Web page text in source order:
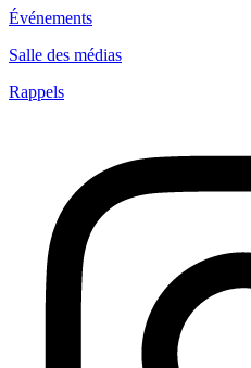
Événements
Salle des médias
Rappels